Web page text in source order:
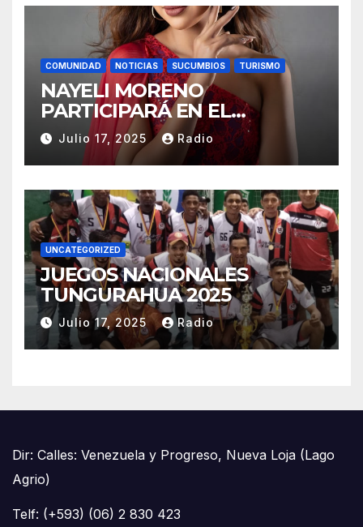
COMUNIDAD NOTICIAS SUCUMBIOS TURISMO
NAYELI MORENO
PARTICIPARÁ EN EL
REINADO NACIONAL DEL
CAFÉ LA TOQUILLA 2025 EN
REPRESENTACIÓN DE
SUCUMBÍOS
Julio 17, 2025 Radio
UNCATEGORIZED
JUEGOS NACIONALES
TUNGURAHUA 2025
Julio 17, 2025 Radio
Dir: Calles: Venezuela y Progreso, Nueva Loja (Lago
Agrio)
Telf: (+593) (06) 2 830 423